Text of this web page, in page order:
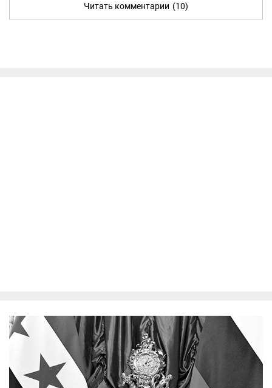
Читать комментарии (10)